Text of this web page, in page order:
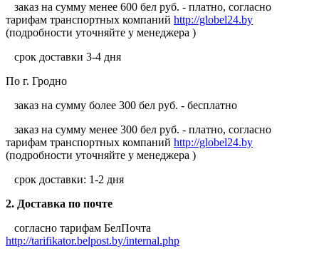
заказ на сумму менее 600 бел руб. - платно, согласно
тарифам транспортных компаний http://globel24.by
(подробности уточняйте у менеджера )
срок доставки 3-4 дня
По г. Гродно
заказ на сумму более 300 бел руб. - бесплатно
заказ на сумму менее 300 бел руб. - платно, согласно
тарифам транспортных компаний http://globel24.by
(подробности уточняйте у менеджера )
срок доставки: 1-2 дня
2. Доставка по почте
согласно тарифам БелПочта
http://tarifikator.belpost.by/internal.php